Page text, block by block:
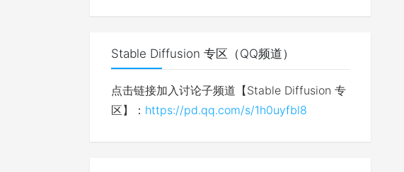
Stable Diffusion 专区（QQ频道）
点击链接加入讨论子频道【Stable Diffusion 专
区】： https://pd.qq.com/s/1h0uyfbl8